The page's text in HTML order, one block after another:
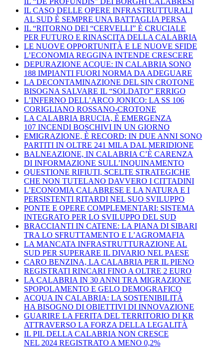
IL CASO DELLE OPERE INFRASTRUTTURALI
AL SUD È SEMPRE UNA BATTAGLIA PERSA
IL “RITORNO DEI “CERVELLI” È CRUCIALE
PER FUTURO E RINASCITA DELLA CALABRIA
LE NUOVE OPPORTUNITÀ E LE NUOVE SFIDE
L’ECONOMIA REGGINA INTENDE CRESCERE
DEPURAZIONE ACQUE: IN CALABRIA SONO
188 IMPIANTI FUORI NORMA DA ADEGUARE
LA DECONTAMINAZIONE DEL SIN CROTONE
BISOGNA SALVARE IL “SOLDATO” ERRIGO
L’INFERNO DELL’ARCO JONICO: LA SS 106
CORIGLIANO ROSSANO-CROTONE
LA CALABRIA BRUCIA, È EMERGENZA
107 INCENDI BOSCHIVI IN UN GIORNO
EMIGRAZIONE, È RECORD: IN DUE ANNI SONO
PARTITI IN OLTRE 241 MILA DAL MERIDIONE
BALNEAZIONE, IN CALABRIA C’È CARENZA
DI INFORMAZIONE SULL’INQUINAMENTO
QUESTIONE RIFIUTI, SCELTE STRATEGICHE
CHE NON TUTELANO DAVVERO I CITTADINI
L’ECONOMIA CALABRESE E LA NATURA E I
PERSISTENTI RITARDI NEL SUO SVILUPPO
PONTE E OPERE COMPLEMENTARI: SISTEMA
INTEGRATO PER LO SVILUPPO DEL SUD
BRACCIANTI IN CATENE: LA PIANA DI SIBARI
TRA LO SFRUTTAMENTO E L’AGROMAFIA
LA MANCATA INFRASTRUTTURAZIONE AL
SUD PER SUPERARE IL DIVARIO NEL PAESE
CARO BENZINA, LA CALABRIA PER IL PIENO
REGISTRATI RINCARI FINO A OLTRE 2 EURO
LA CALABRIA IN 30 ANNI TRA MIGRAZIONE
SPOPOLAMENTO E GELO DEMOGRAFICO
ACQUA IN CALABRIA: LA SOSTENIBILITÀ
HA BISOGNO DI OBIETTIVI DI INNOVAZIONE
GUARIRE LA FERITA DEL TERRITORIO DI KR
ATTRAVERSO LA FORZA DELLA LEGALITÀ
IL PIL DELLA CALABRIA NON CRESCE
NEL 2024 REGISTRATO A MENO 0,2%